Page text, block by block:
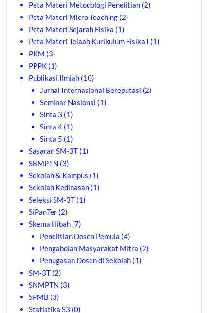
Peta Materi Metodologi Penelitian (2)
Peta Materi Micro Teaching (2)
Peta Materi Sejarah Fisika (1)
Peta Materi Telaah Kurikulum Fisika I (1)
PKM (3)
PPPK (1)
Publikasi Ilmiah (10)
Jurnal Internasional Bereputasi (2)
Seminar Nasional (1)
Sinta 3 (1)
Sinta 4(1)
Sinta 5 (1)
Sasaran SM-3T (1)
SBMPTN (3)
Sekolah & Kampus (1)
Sekolah Kedinasan (1)
Seleksi SM-3T (1)
SiPanTer (2)
Skema Hibah (7)
Penelitian Dosen Pemula (4)
Pengabdian Masyarakat Mitra (2)
Penugasan Dosen di Sekolah(1)
SM-3T (2)
SNMPTN (3)
SPMB (3)
Statistika S3 (0)